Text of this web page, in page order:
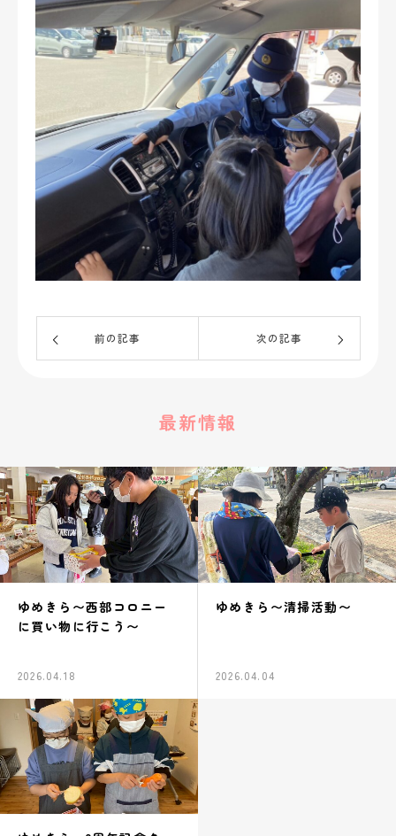
前の記事 次の記事
最新情報
ゆめきら〜西部コロニー
に買い物に行こう〜
2026.04.18
ゆめきら〜清掃活動〜
2026.04.04